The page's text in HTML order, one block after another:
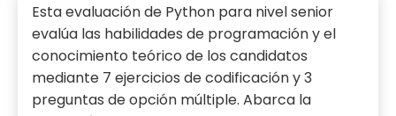
Esta evaluación de Python para nivel senior
evalúa las habilidades de programación y el
conocimiento teórico de los candidatos
mediante 7 ejercicios de codificación y 3
preguntas de opción múltiple. Abarca la